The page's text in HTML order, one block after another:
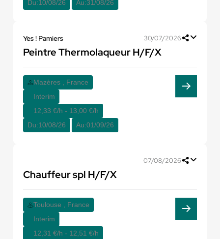
Du:10/08/26 Au:31/08/26
Yes ! Pamiers 30/07/2026
Peintre Thermolaqueur H/F/X
Mazères , France
Interim
12,33 €/h - 13,00 €/h
Du:10/08/26 Au:01/09/26
07/08/2026
Chauffeur spl H/F/X
Toulouse , France
Interim
12,31 €/h - 12,51 €/h